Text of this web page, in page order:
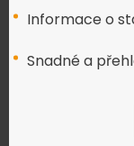
Informace o
Snadné a